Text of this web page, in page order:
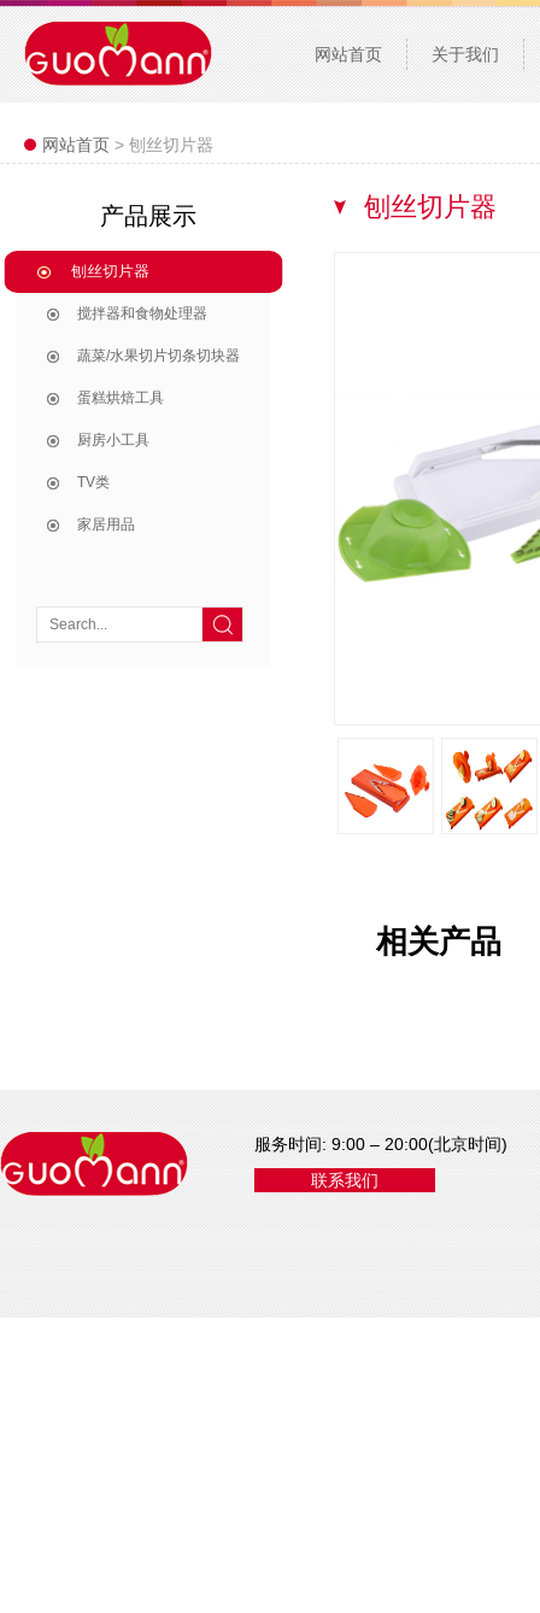
网站首页 关于我们
网站首页 > 刨丝切片器
产品展示
刨丝切片器
搅拌器和食物处理器
蔬菜/水果切片切条切块器
蛋糕烘焙工具
厨房小工具
TV类
家居用品

刨丝切片器
相关产品
服务时间: 9:00 – 20:00(北京时间)
联系我们